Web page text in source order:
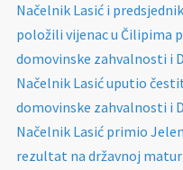
Načelnik Lasić i
položili vijenac u Čilipima
domovinske zahvalnosti i
Načelnik Lasić uputio
domovinske zahvalnosti i
Načelnik Lasić primio
rezultat na državnoj